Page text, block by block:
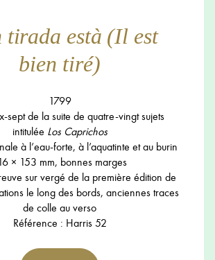
tirada està (Il est
bien tiré)
1799
sept de la suite de quatre-vingt sujets
intitulée Los Caprichos
à l’eau-forte, à l’aquatinte et au burin
× 153 mm, bonnes marges
sur vergé de la première édition de
le long des bords, anciennes traces
de colle au verso
Référence : Harris 52